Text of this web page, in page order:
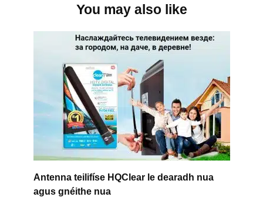
You may also like
Antenna teilifíse HQClear le dearadh nua
agus gnéithe nua